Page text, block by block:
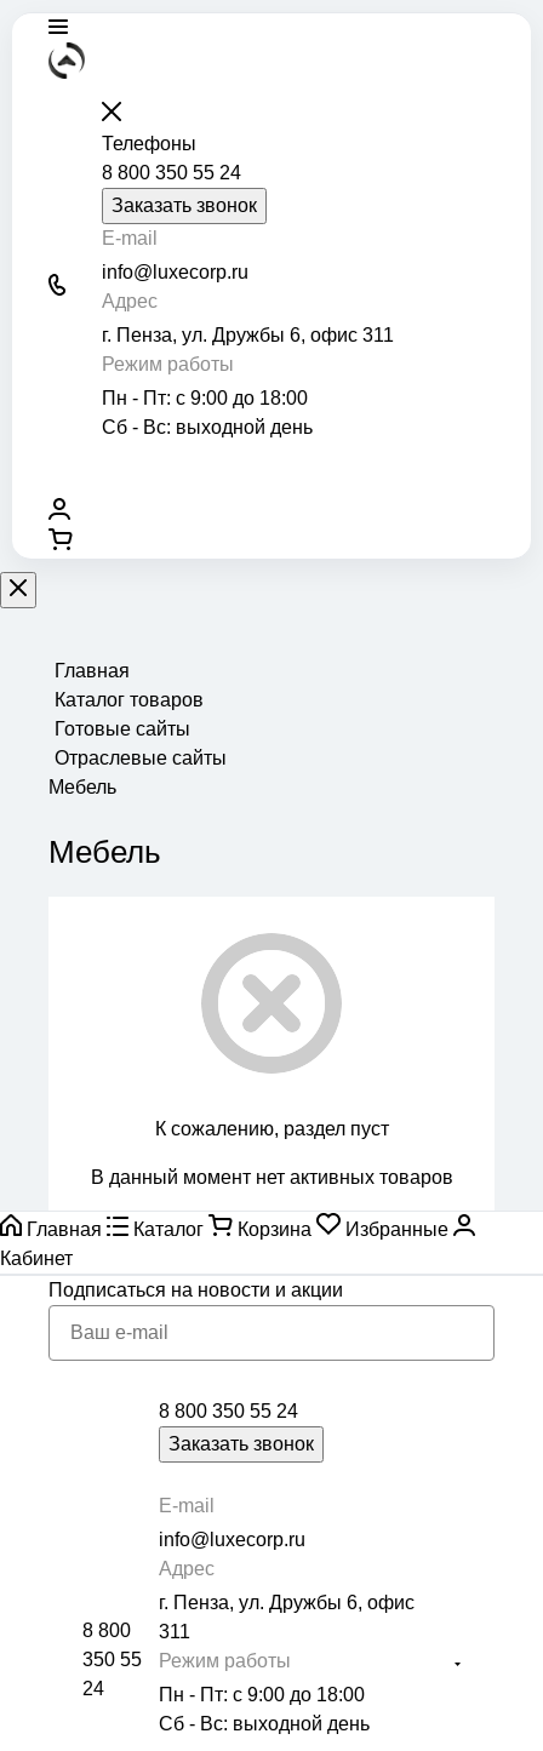
Телефоны
8 800 350 55 24
Заказать звонок
E-mail
info@luxecorp.ru
Адрес
г. Пенза, ул. Дружбы 6, офис 311
Режим работы
Пн - Пт: с 9:00 до 18:00
Сб - Вс: выходной день
Главная
Каталог товаров
Готовые сайты
Отраслевые сайты
Мебель
Мебель
К сожалению, раздел пуст
В данный момент нет активных товаров
Главная Каталог Корзина
Избранные
Кабинет
Подписаться на новости и акции
8 800
350 55
24
8 800 350 55 24
Заказать звонок
E-mail
info@luxecorp.ru
Адрес
г. Пенза, ул. Дружбы 6, офис
311
Режим работы
Пн - Пт: с 9:00 до 18:00
Сб - Вс: выходной день